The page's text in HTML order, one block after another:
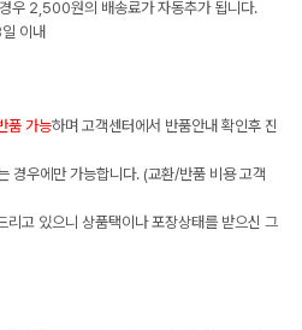
우 2,500원의 배송료가 자동추가 됩니다.
이내
품 가능하며 고객센터에서 반품안내 확인후 진
경우에만 가능합니다. (교환/반품 비용 고객
리고 있으니 상품택이나 포장상태를 받으신 그